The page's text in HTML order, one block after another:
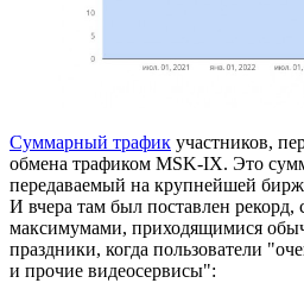
Суммарный трафик участников,
обмена трафиком MSK-IX. Это
передаваемый на крупнейшей
И вчера там был поставлен
максимумами, приходящимися
праздники, когда пользователи
и прочие видеосервисы":